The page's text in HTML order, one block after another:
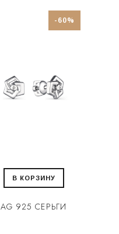
-60%
В КОРЗИНУ
AG 925 СЕРЬГИ